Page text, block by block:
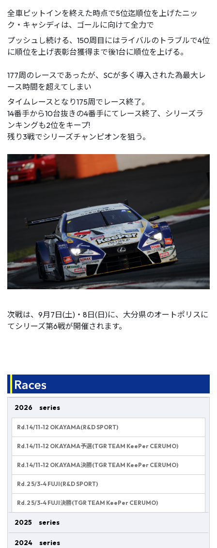
2026 series
Rd.1 4/11-12 OKAYAMA(R&D SPORT)
Rd.1 4/11-12 OKAYAMA予選(TGR TEAM KeePer CERUMO)
Rd.1 4/11-12 OKAYAMA決勝(TGR TEAM KeePer CERUMO)
Rd.2 5/3-4 FUJI(R&D SPORT)
Rd.2 5/3-4 FUJI決勝(TGR TEAM KeePer CERUMO)
2025 series
2024 series
全車ピットインを終えた時点で5位迄順位を上げたニッ
ク・キャシディは、ゴールに向けて全力で
プッシュし続ける、150周目にはライバルのトラブルで4位
に順位を上げ表彰台獲得まで後1台に順位を上げる。
177周のレースであったが、SCが多く導入された為最大レ
ース時間を超えてしまい
タイムレースとなり175周でレース終了。
14番手から10台抜きの4番手にてレース終了、シリーズラ
ンキングも2位をキープ!
残り3戦でシリーズチャンピオンを狙う。
次戦は、9月7日(土)・8日(日)に、大分県のオートポリスに
てシリーズ第6戦が開催されます。